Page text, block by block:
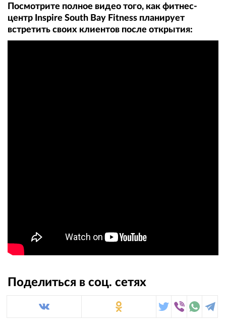
Посмотрите полное видео того, как фитнес-
центр Inspire South Bay Fitness планирует
встретить своих клиентов после открытия:
Поделиться в соц. сетях